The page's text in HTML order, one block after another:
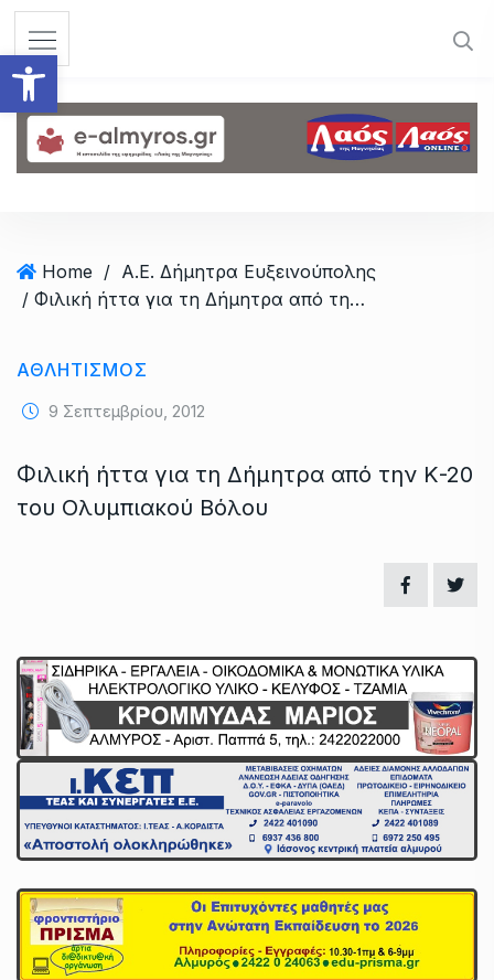
Ανοίξτε τη γραμμή
Home / Α.Ε. Δήμητρα Ευξεινούπολης
/ Φιλική ήττα για τη Δήμητρα από την Κ-20 του Ολυμπιακού Βόλου
ΑΘΛΗΤΙΣΜΟΣ
9 Σεπτεμβρίου, 2012
Φιλική ήττα για τη Δήμητρα από την Κ-20
του Ολυμπιακού Βόλου